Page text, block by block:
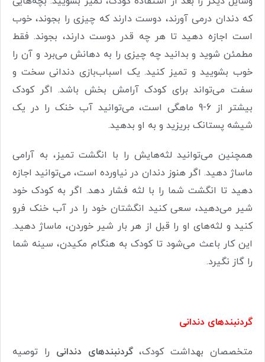
که دندان درمی آورند، دوست دارند که چیزی را بجوند، خوب
است اجازه دهید تا هر چه قدر دوست دارند، بجوند. فقط
مطمئن شوید و بدانید چه چیزی را به دهانش می‌برد و آن را
خوب بشویید و تمیز کنید. یک اسباب‌بازی دندانی سخت و
سفت می‌تواند برای کودک آرامش بخش باشد. اگر کودک
بیشتر از 6-9 ماهگی است، می‌توانید آب خنک را در یک
شیشه پستانک بریزید و به او بدهید.
همچنین می‌توانید لثه‌هایش را با انگشت تمیز، به آرامی
ماساژ دهید. اگر هنوز دندان در نیاورده است، می‌توانید اجازه
دهید تا انگشت شما را با لثه فشار دهد. اگر به کودک خود
شیر می‌دهید، سعی کنید انگشتان خود را در آب خنک فرو
کنید و لثه‌های او را قبل از هر بار شیر خوردن، ماساژ دهید.
این کار باعث می‌شود تا کودک به هنگام مکیدن، سینه شما
را گاز نگیرد.
گردنبندهای دندانی
متخصصان بهداشت کودک،گردنبندهای دندانی را توصیه